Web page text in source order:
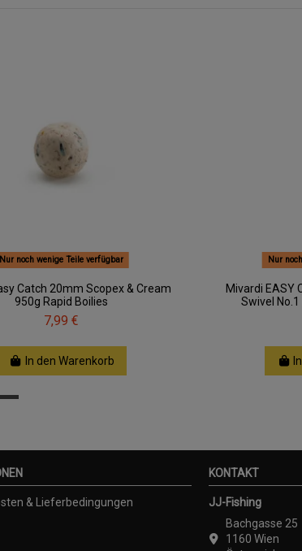
Nur noch wenige Teile verfügbar
Catch 20mm Scopex & Cream
950g Rapid Boilies
7,99 €
In den Warenkorb
Nur
Mivardi EASY
Swivel
& Lieferbedingungen
KONTAKT
JJ-Fishing
Bachgasse 25
1160 Wien